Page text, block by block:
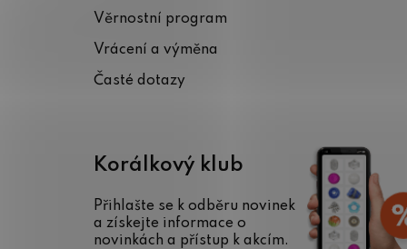
Věrnostní program
Vrácení a výměna
Časté dotazy
Korálkový klub
Přihlašte se k odběru novinek
a získejte informace o
novinkách a přístup k akcím.